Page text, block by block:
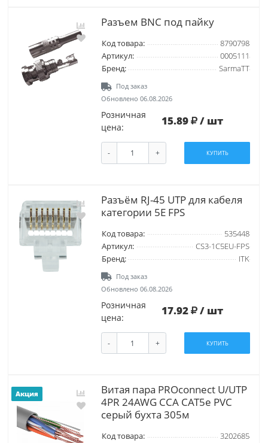
Разъем BNC под пайку
Код товара:
8790798
Артикул:
0005111
Бренд:
SarmaTT
Под заказ
Обновлено 06.08.2026
Розничная
цена:
15.89 / шт
- + КУПИТЬ
Разъём RJ-45 UTP для кабеля
категории 5Е FPS
Код товара:
535448
Артикул:
CS3-1C5EU-FPS
Бренд:
ITK
Под заказ
Обновлено 06.08.2026
Розничная
цена:
17.92 / шт
- + КУПИТЬ
Акция
Витая пара PROconnect U/UTP
4PR 24AWG CCA CAT5e PVC
серый бухта 305м
Код товара:
3202685